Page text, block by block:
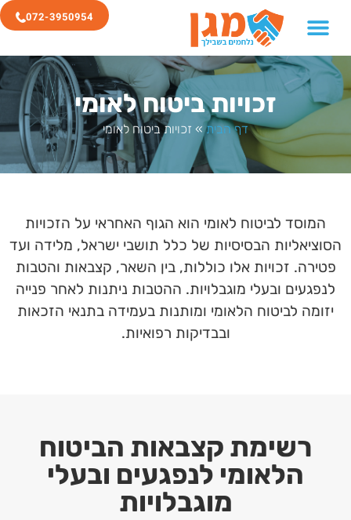
072-3950954
זכויות ביטוח לאומי
דף הבית» זכויות ביטוח לאומי
המוסד לביטוח לאומי הוא הגוף האחראי על הזכויות
הסוציאליות הבסיסיות של כלל תושבי ישראל, מלידה ועד
פטירה. זכויות אלו כוללות, בין השאר, קצבאות והטבות
לנפגעים ובעלי מוגבלויות. ההטבות ניתנות לאחר פנייה
יזומה לביטוח הלאומי ומותנות בעמידה בתנאי הזכאות
ובבדיקות רפואיות.
רשימת קצבאות הביטוח
הלאומי לנפגעים ובעלי
מוגבלויות